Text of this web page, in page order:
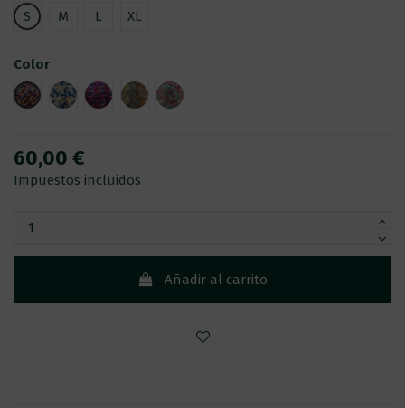
S
M L XL
Color
GULAPEREZA
IRA CODICIASOBERBIA
60,00 €
Impuestos incluidos
Añadir al carrito